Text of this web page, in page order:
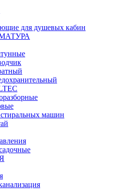
для душевых кабин
машин